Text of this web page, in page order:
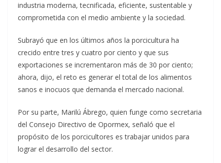
industria moderna, tecnificada, eficiente, sustentable y
comprometida con el medio ambiente y la sociedad.
Subrayó que en los últimos años la porcicultura ha
crecido entre tres y cuatro por ciento y que sus
exportaciones se incrementaron más de 30 por ciento;
ahora, dijo, el reto es generar el total de los alimentos
sanos e inocuos que demanda el mercado nacional.
Por su parte, Marilú Ábrego, quien funge como secretaria
del Consejo Directivo de Opormex, señaló que el
propósito de los porcicultores es trabajar unidos para
lograr el desarrollo del sector.